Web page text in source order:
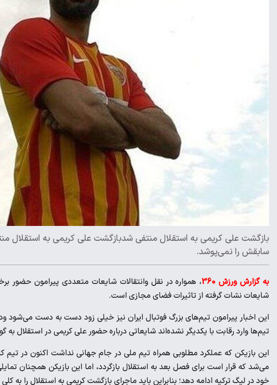
بازگشت علی کریمی به استقلال منتفی شدبازگشت علی کریمی به استقلال
سابقش را نمی‌پوشد.
به گزارش ورزش 360
، همواره در نقل وانتقالات شایعات متعددی پیرامون حضور
شایعات نشات گرفته از تاثیرات فضای مجازی است.
این اخبار پیرامون تیم‌های بزرگ فوتبال ایران نیز خیلی زود دست به دست می‌شود
تیم‌ها وارد رقابت با یکدیگر نشده‌اند شایعاتی درباره حضور علی کریمی در استقلال
این بازیکن که عملکرد مطلوبی همراه تیم ملی در جام جهانی نداشت اکنون در تیم
می‌شد که قرار است برای فصل بعد به استقلال بازگردد، اما این بازیکن همچنان
خود در لیگ ترکیه ادامه دهد؛ بنابراین باید ماجرای بازگشت کریمی به استقلال را به